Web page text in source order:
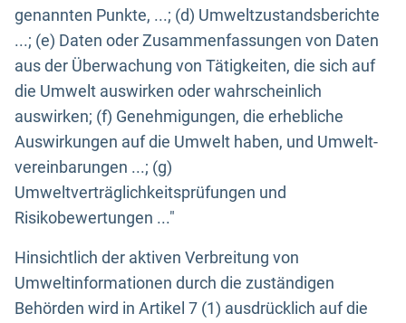
genannten Punkte, ...; (d) Umweltzustandsberichte
...; (e) Daten oder Zusammenfassungen von Daten
aus der Überwachung von Tätigkeiten, die sich auf
die Umwelt auswirken oder wahrscheinlich
auswirken; (f) Genehmigungen, die erhebliche
Auswirkungen auf die Umwelt haben, und Umwelt-
vereinbarungen ...; (g)
Umweltverträglichkeitsprüfungen und
Risikobewertungen ..."
Hinsichtlich der aktiven Verbreitung von
Umweltinformationen durch die zuständigen
Behörden wird in Artikel 7 (1) ausdrücklich auf die